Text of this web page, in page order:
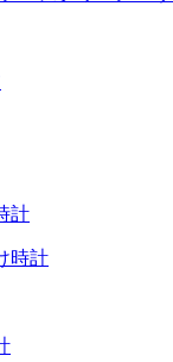
計
時計